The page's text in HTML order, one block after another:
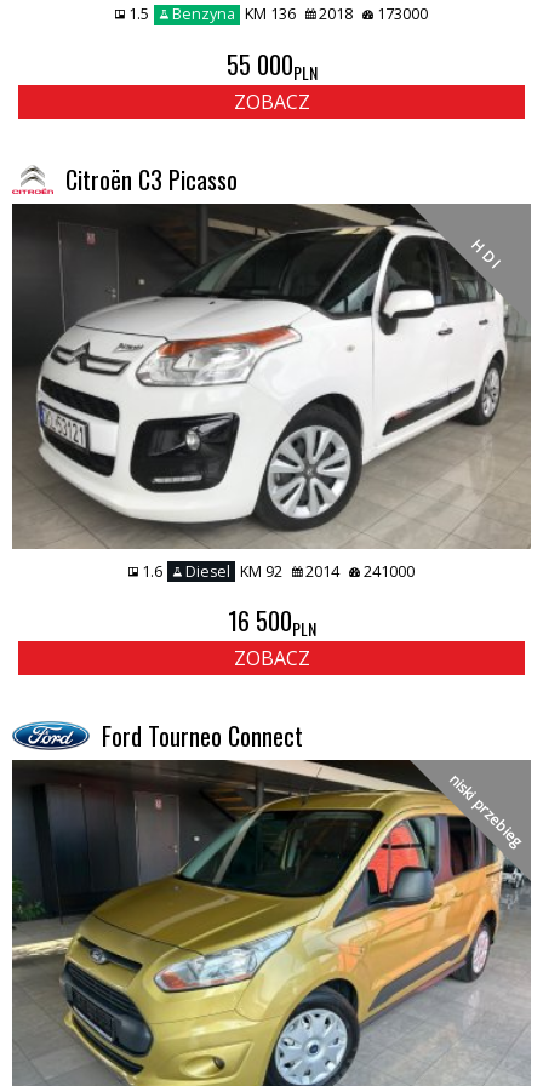
1.5 Benzyna KM 136 2018 173000
55 000PLN
ZOBACZ
Citroën C3 Picasso
H D I
1.6 Diesel KM 92 2014 241000
16 500PLN
ZOBACZ
Ford Tourneo Connect
niski przebieg